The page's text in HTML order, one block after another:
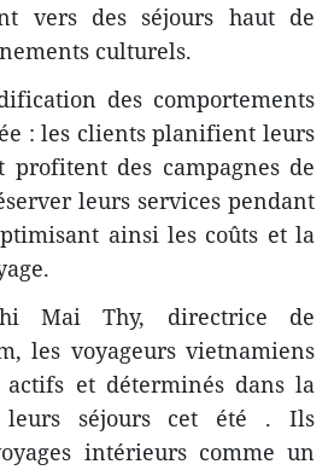
vers des séjours haut de
culturels.
des comportements
: les clients planifient leurs
profitent des campagnes de
leurs services pendant
ainsi les coûts et la
Mai Thy, directrice de
les voyageurs vietnamiens
et déterminés dans la
leurs séjours cet été . Ils
intérieurs comme un